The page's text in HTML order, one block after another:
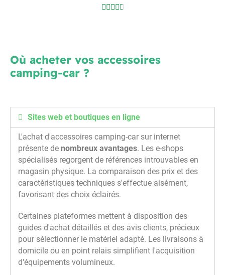

Où acheter vos accessoires
camping-car ?
Sites web et boutiques en ligne
L'achat d'accessoires camping-car sur internet
présente de nombreux avantages. Les e-shops
spécialisés regorgent de références introuvables en
magasin physique. La comparaison des prix et des
caractéristiques techniques s'effectue aisément,
favorisant des choix éclairés.
Certaines plateformes mettent à disposition des
guides d'achat détaillés et des avis clients, précieux
pour sélectionner le matériel adapté. Les livraisons à
domicile ou en point relais simplifient l'acquisition
d'équipements volumineux.